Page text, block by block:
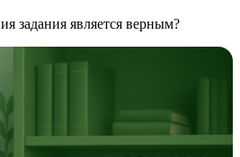
задания является верным?